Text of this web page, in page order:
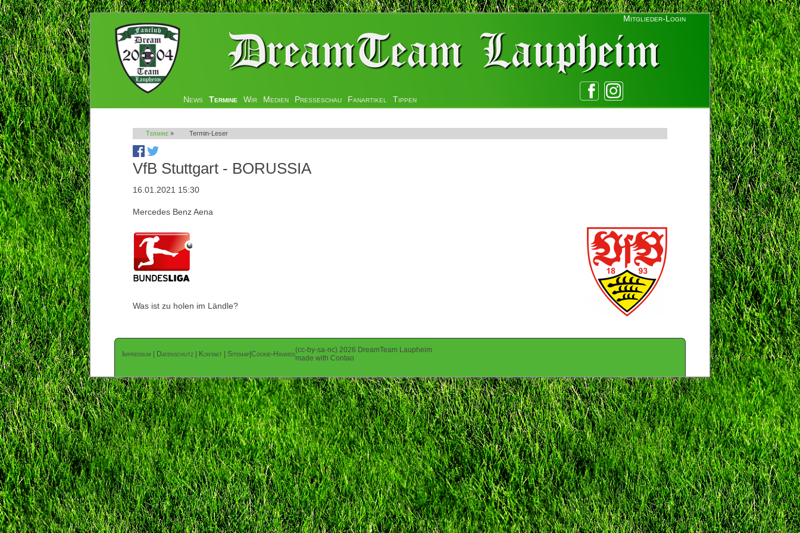
Mitglieder-Login
Navigation
News Termine Wir Medien Presseschau Fanartikel Tippen
Termine » Termin-Leser
VfB Stuttgart - BORUSSIA
16.01.2021 15:30
Mercedes Benz Aena
Was ist zu holen im Ländle?
Impressum Datenschutz Kontakt Sitemap Cookie-Hinweis(cc-by-sa-nc) 2026 DreamTeam Laupheim
made with Contao